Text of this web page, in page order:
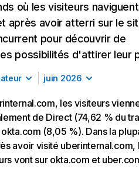
où les visiteurs naviguent
après avoir atterri sur le
pour découvrir de
possibilités d'attirer leur
juin 2026
les visiteurs
de Direct (74,62 % du
(8,05 %). Dans la
avoir visité uberinternal.com,
vont sur okta.com et